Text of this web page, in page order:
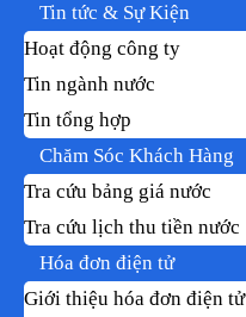
Tin tức & Sự Kiện
Hoạt động công ty
Tin ngành nước
Tin tổng hợp
Chăm Sóc Khách Hàng
Tra cứu bảng giá nước
Tra cứu lịch thu tiền nước
Hóa đơn điện tử
Giới thiệu hóa đơn điện tử